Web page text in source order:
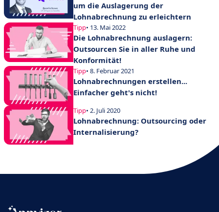
um die Auslagerung der
Lohnabrechnung zu erleichtern
Tipp• 13. Mai 2022
Die Lohnabrechnung auslagern:
Outsourcen Sie in aller Ruhe und
Konformität!
Tipp• 8. Februar 2021
Lohnabrechnungen erstellen...
Einfacher geht's nicht!
Tipp• 2. Juli 2020
Lohnabrechnung: Outsourcing oder
Internalisierung?